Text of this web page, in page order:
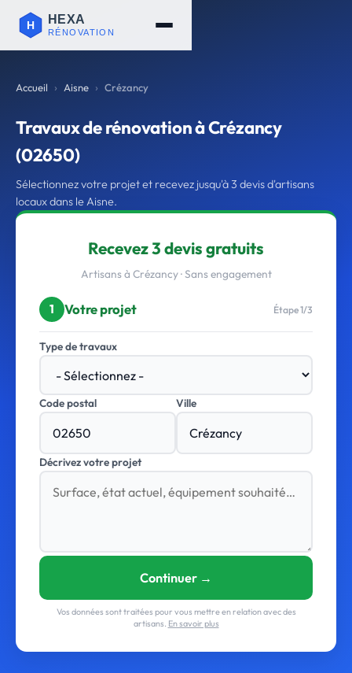
Accueil Aisne Crézancy
Travaux de rénovation à Crézancy
(02650)
Sélectionnez votre projet et recevez jusqu'à 3 devis d'artisans
locaux dans le Aisne.
Recevez 3 devis gratuits
Artisans à Crézancy · Sans engagement
1 Votre projet Étape 1/3
Type de travaux
Code postal Ville
Décrivez votre projet
Continuer →
Vos données sont traitées pour vous mettre en relation avec des
artisans. En savoir plus